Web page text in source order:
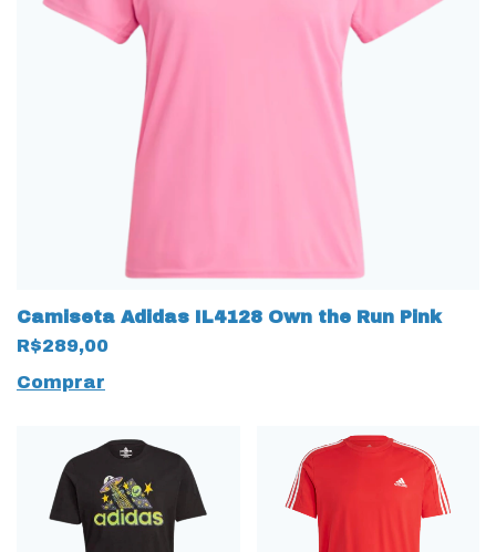
Camiseta Adidas IL4128 Own the Run Pink
R$289,00
Comprar